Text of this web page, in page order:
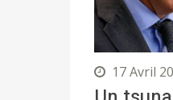
17 Avril